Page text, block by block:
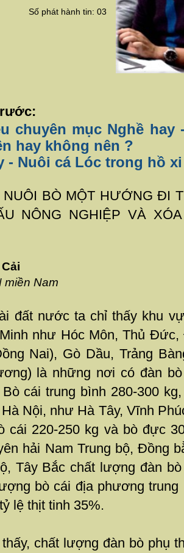
Số phát hành tin: 03
chuyên mục Nghề hay
hay không nên ?
- Nuôi cá Lóc trong hồ
NUÔI BÒ MỘT H­ƯỚNG ĐI
NÔNG NGHIỆP VÀ
miền Nam
đất n­ước ta chỉ thấy khu
như­ Hóc Môn, Thủ
Nai), Gò Dầu, Trảng
là những nơi có đàn
cái trung bình 280-300
Nội, nh­ư Hà Tây, Vĩnh
cái 220-250 kg và bò đực
hải Nam Trung bộ, Đồng
Tây Bắc chất lư­ợng đàn
bò cái địa phương
lệ thịt tinh 35%.
chất l­ượng đàn bò phụ